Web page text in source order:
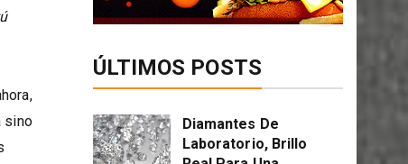
sino
ÚLTIMOS POSTS
Diamantes De
Laboratorio, Brillo